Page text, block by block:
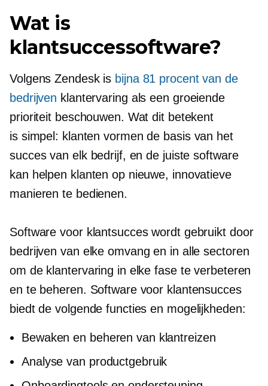
Wat is
klantsuccessoftware?
Volgens Zendesk is bijna 81 procent van de
bedrijven klantervaring als een groeiende
prioriteit beschouwen. Wat dit betekent
is simpel: klanten vormen de basis van het
succes van elk bedrijf, en de juiste software
kan helpen klanten op nieuwe, innovatieve
manieren te bedienen.
Software voor klantsucces wordt gebruikt door
bedrijven van elke omvang en in alle sectoren
om de klantervaring in elke fase te verbeteren
en te beheren. Software voor klantensucces
biedt de volgende functies en mogelijkheden:
Bewaken en beheren van klantreizen
Analyse van productgebruik